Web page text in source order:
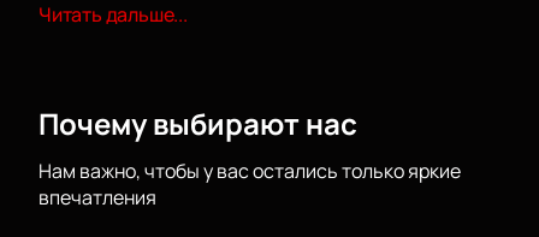
пятнадцати лет. Их композиции «Голая»,
«Режиссёр» и «Научиться бы не париться» давно
полюбились публике. В этот вечер поклонники
вновь услышат любимые песни и зарядятся
Читать дальше...
Почему выбирают нас
Нам важно, чтобы у вас остались только яркие
впечатления